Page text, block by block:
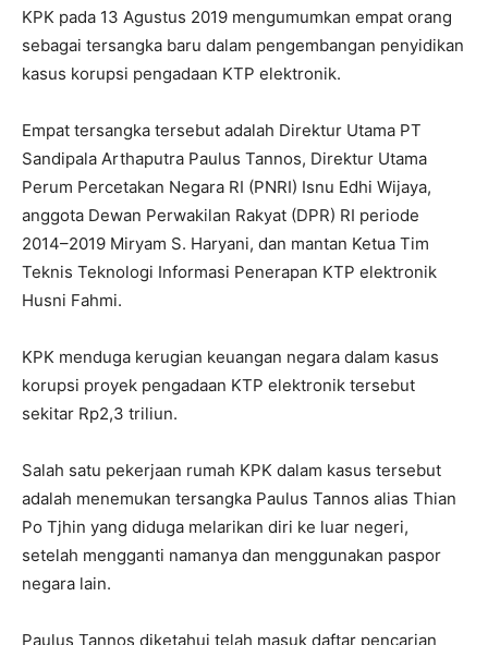
KPK pada 13 Agustus 2019 mengumumkan empat orang
sebagai tersangka baru dalam pengembangan penyidikan
kasus korupsi pengadaan KTP elektronik.
Empat tersangka tersebut adalah Direktur Utama PT
Sandipala Arthaputra Paulus Tannos, Direktur Utama
Perum Percetakan Negara RI (PNRI) Isnu Edhi Wijaya,
anggota Dewan Perwakilan Rakyat (DPR) RI periode
2014–2019 Miryam S. Haryani, dan mantan Ketua Tim
Teknis Teknologi Informasi Penerapan KTP elektronik
Husni Fahmi.
KPK menduga kerugian keuangan negara dalam kasus
korupsi proyek pengadaan KTP elektronik tersebut
sekitar Rp2,3 triliun.
Salah satu pekerjaan rumah KPK dalam kasus tersebut
adalah menemukan tersangka Paulus Tannos alias Thian
Po Tjhin yang diduga melarikan diri ke luar negeri,
setelah mengganti namanya dan menggunakan paspor
negara lain.
Paulus Tannos diketahui telah masuk daftar pencarian